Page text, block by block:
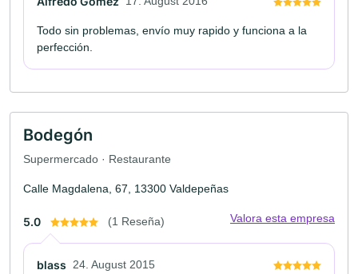
Todo sin problemas, envío muy rapido y funciona a la
perfección.
Bodegón
Supermercado · Restaurante
Calle Magdalena, 67, 13300 Valdepeñas
5.0 (1 Reseña) Valora esta empresa
blass 24. August 2015